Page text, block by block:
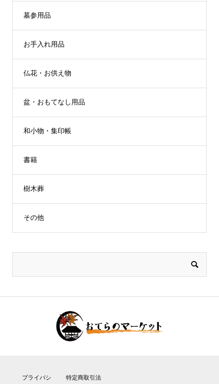
墓参用品
お手入れ用品
仏花・お供え物
盆・おもてなし用品
和小物・集印帳
書籍
樹木葬
その他
プライバシ 特定商取引法